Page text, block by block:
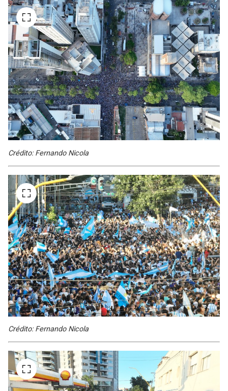
Crédito: Fernando Nicola
Crédito: Fernando Nicola